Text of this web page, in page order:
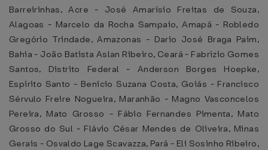
Barreirinhas, Acre - José Amarísio Freitas de Souza,
Alagoas - Marcelo da Rocha Sampaio, Amapá - Robledo
Gregório Trindade, Amazonas - Dario José Braga Paim,
Bahia - João Batista Aslan Ribeiro, Ceará - Fabrízio Gomes
Santos, Distrito Federal - Anderson Borges Hoepke,
Espírito Santo - Benicio Suzana Costa, Goiás - Francisco
Sérvulo Freire Nogueira, Maranhão - Magno Vasconcelos
Pereira, Mato Grosso - Fábio Fernandes Pimenta, Mato
Grosso do Sul - Flávio César Mendes de Oliveira, Minas
Gerais - Osvaldo Lage Scavazza, Pará - Eli Sosinho Ribeiro,